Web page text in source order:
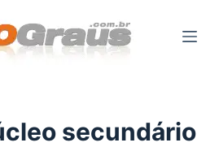
secundário